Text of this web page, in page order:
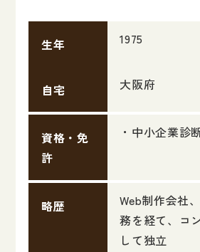
生年 1975
自宅 大阪府
資格・免
許
・中小企業診
略歴
Web制作会社
務を経て、コ
して独立